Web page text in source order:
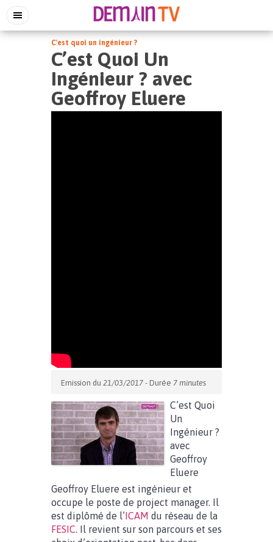
C'est quoi un ingénieur ?
C’est Quoi Un
Ingénieur ? avec
Geoffroy Eluere
Emission du 21/03/2017 - Durée 7 minutes
C’est Quoi
Un
Ingénieur ?
avec
Geoffroy
Eluere
Geoffroy Eluere est ingénieur et
occupe le poste de project manager. Il
est diplômé de l’ICAM du réseau de la
FESIC. Il revient sur son parcours et ses